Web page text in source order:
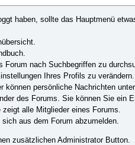
haben, sollte das Hauptmenü
Forum nach Suchbegriffen zu
Ihres Profils zu verändern.
können persönliche Nachrichten
des Forums. Sie können Sie ein
alle Mitglieder eines Forums.
aus dem Forum abzumelden.
zusätzlichen Administrator Button.